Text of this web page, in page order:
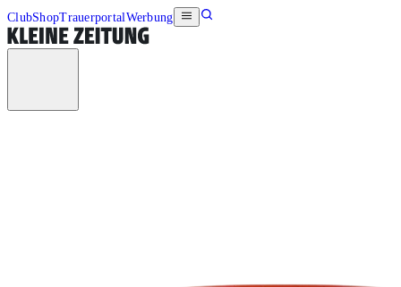
ClubShopTrauerportalWerbung